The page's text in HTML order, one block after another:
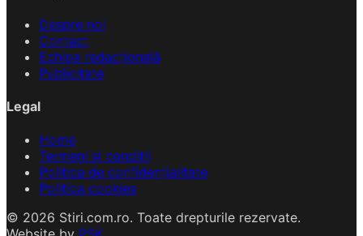
Despre noi
Contact
Echipa redacțională
Publicitate
Legal
Home
Termeni și condiții
Politica de confidențialitate
Politica cookies
© 2026 Stiri.com.ro. Toate drepturile rezervate.